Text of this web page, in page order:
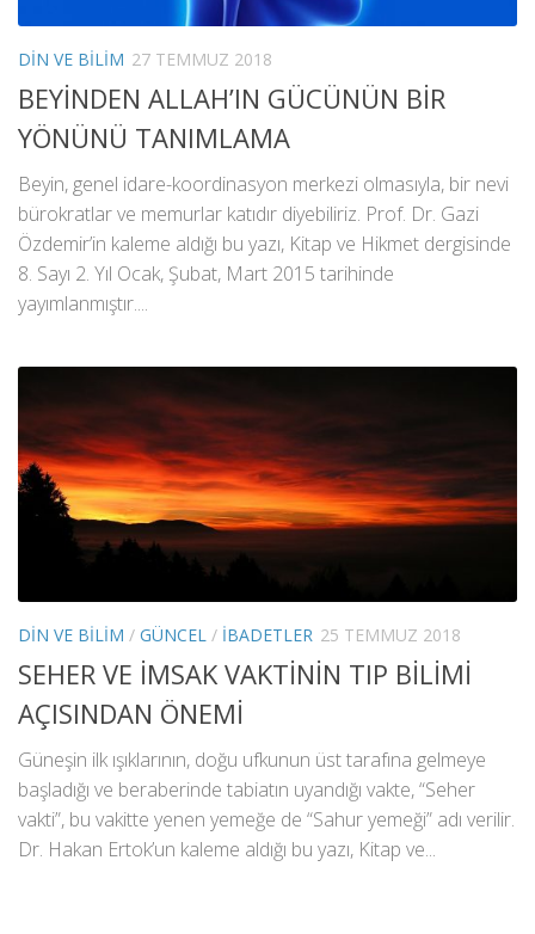
DIN VE BILIM 27 TEMMUZ 2018
BEYİNDEN ALLAH’IN GÜCÜNÜN BİR
YÖNÜNÜ TANIMLAMA
Beyin, genel idare-koordinasyon merkezi olmasıyla, bir nevi
bürokratlar ve memurlar katıdır diyebiliriz. Prof. Dr. Gazi
Özdemir’in kaleme aldığı bu yazı, Kitap ve Hikmet dergisinde
8. Sayı 2. Yıl Ocak, Şubat, Mart 2015 tarihinde
yayımlanmıştır....
DIN VE BILIM / GÜNCEL / İBADETLER 25 TEMMUZ 2018
SEHER VE İMSAK VAKTİNİN TIP BİLİMİ
AÇISINDAN ÖNEMİ
Güneşin ilk ışıklarının, doğu ufkunun üst tarafına gelmeye
başladığı ve beraberinde tabiatın uyandığı vakte, “Seher
vakti”, bu vakitte yenen yemeğe de “Sahur yemeği” adı verilir.
Dr. Hakan Ertok’un kaleme aldığı bu yazı, Kitap ve...